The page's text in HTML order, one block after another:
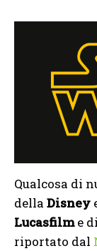
Qualcosa di
della Disney
Lucasfilme di
riportato dal